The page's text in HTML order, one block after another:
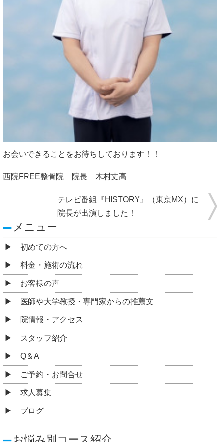
お会いできることをお待ちしております！！
西院FREE整骨院 院長 木村丈高
テレビ番組『HISTORY』（東京MX）に
院長が出演しました！
メニュー
初めての方へ
料金・施術の流れ
お客様の声
医師や大学教授・専門家からの推薦文
院情報・アクセス
スタッフ紹介
Q＆A
ご予約・お問合せ
求人募集
ブログ
お悩み別コース紹介